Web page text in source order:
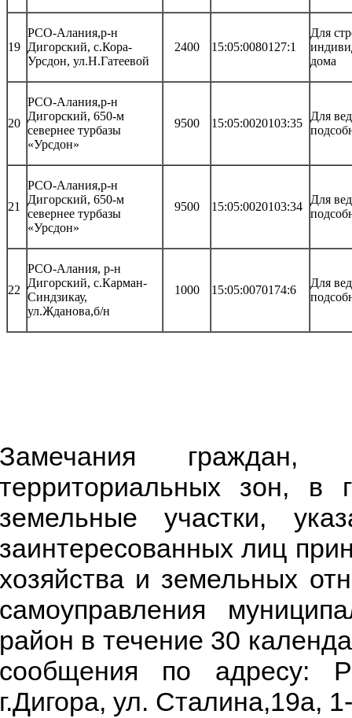
19
РСО-Алания,р-н
Дигорский, с.Кора-
Урсдон, ул.Н.Гатеевой
2400 15:05:0080127:1
Для
дома
20
РСО-Алания,р-н
Дигорский, 650-м
севернее турбазы
«Урсдон»
9500 15:05:0020103:35
Для
21
РСО-Алания,р-н
Дигорский, 650-м
севернее турбазы
«Урсдон»
9500 15:05:0020103:34
Для
22
РСО-Алания, р-н
Дигорский, с.Карман-
Синдзикау,
ул.Жданова,б/н
1000 15:05:0070174:6
Для
граждан,
зон, в
участки,
лиц
и земельных
в течение 30
по адресу:
ул. Сталина,19а,